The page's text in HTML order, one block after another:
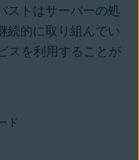
ストはサーバーの処
続的に取り組んでい
スを利用することが
ド